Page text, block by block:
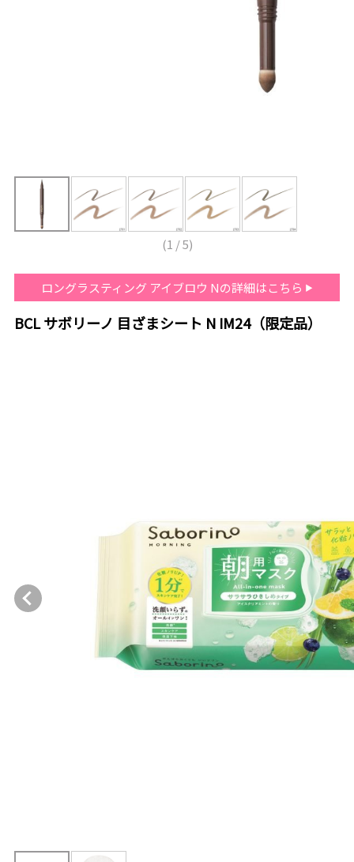
(1 /5)
ロングラスティング アイブロウ Nの詳細はこちら
BCL サボリーノ 目ざまシート N IM24（限定品）